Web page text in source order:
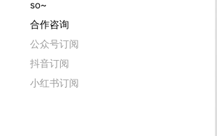
so~
合作咨询
公众号订阅
抖音订阅
小红书订阅